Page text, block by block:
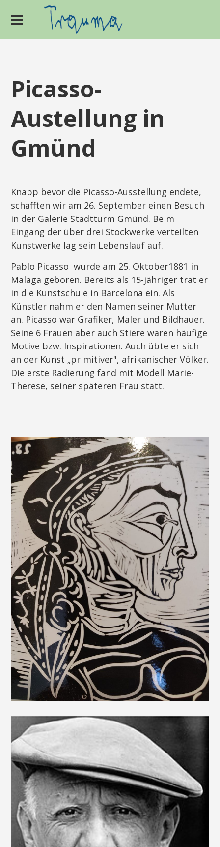
Picasso-
Austellung in
Gmünd
Knapp bevor die Picasso-Ausstellung endete,
schafften wir am 26. September einen Besuch
in der Galerie Stadtturm Gmünd. Beim
Eingang der über drei Stockwerke verteilten
Kunstwerke lag sein Lebenslauf auf.
Pablo Picasso wurde am 25. Oktober1881 in
Malaga geboren. Bereits als 15-jähriger trat er
in die Kunstschule in Barcelona ein. Als
Künstler nahm er den Namen seiner Mutter
an. Picasso war Grafiker, Maler und Bildhauer.
Seine 6 Frauen aber auch Stiere waren häufige
Motive bzw. Inspirationen. Auch übte er sich
an der Kunst „primitiver", afrikanischer Völker.
Die erste Radierung fand mit Modell Marie-
Therese, seiner späteren Frau statt.